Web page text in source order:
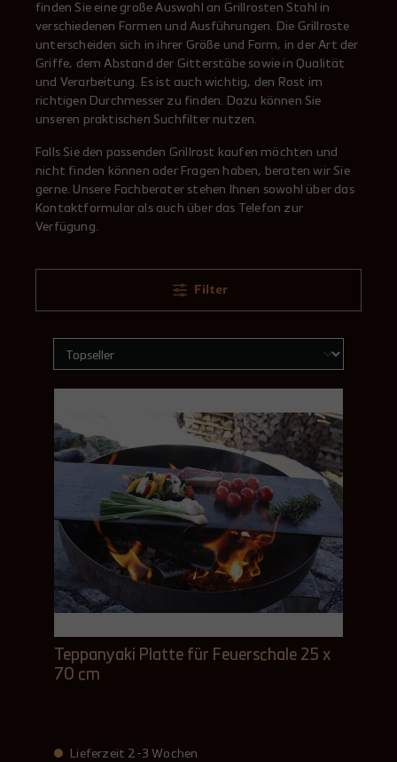
finden Sie eine große Auswahl an Grillrosten Stahl in
verschiedenen Formen und Ausführungen. Die Grillroste
unterscheiden sich in ihrer Größe und Form, in der Art der
Griffe, dem Abstand der Gitterstäbe sowie in Qualität
und Verarbeitung. Es ist auch wichtig, den Rost im
richtigen Durchmesser zu finden. Dazu können Sie
unseren praktischen Suchfilter nutzen.
Falls Sie den passenden Grillrost kaufen möchten und
nicht finden können oder Fragen haben, beraten wir Sie
gerne. Unsere Fachberater stehen Ihnen sowohl über das
Kontaktformular als auch über das Telefon zur
Verfügung.
Filter
Teppanyaki Platte für Feuerschale 25 x
70 cm
Lieferzeit 2-3 Wochen